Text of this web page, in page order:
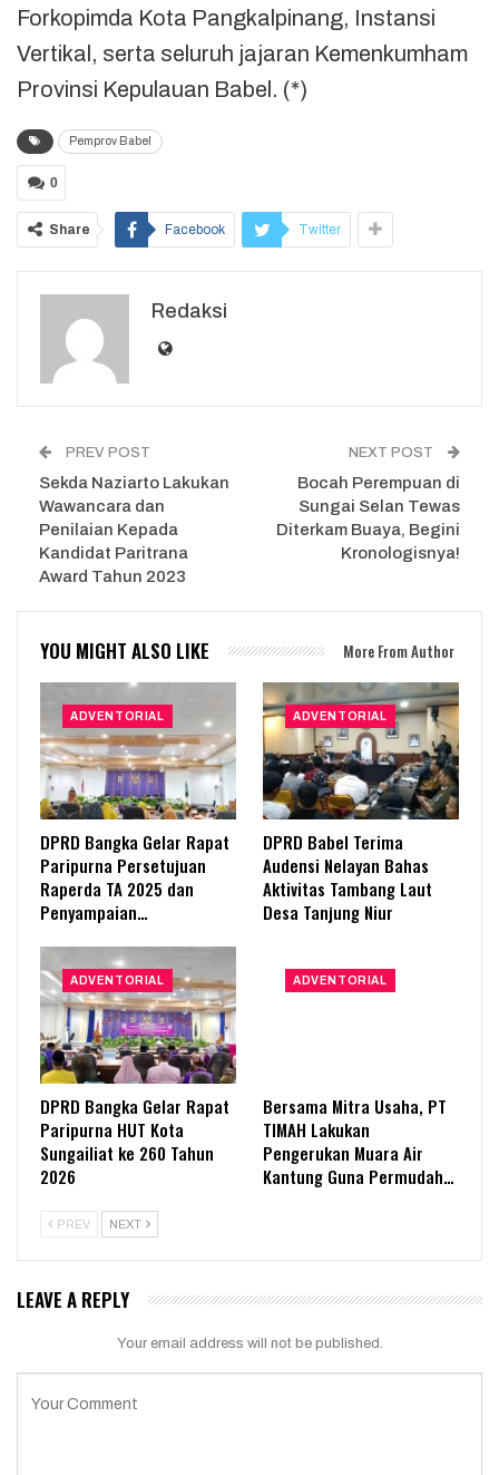
Forkopimda Kota Pangkalpinang, Instansi
Vertikal, serta seluruh jajaran Kemenkumham
Provinsi Kepulauan Babel. (*)
Pemprov Babel
0
Share Facebook Twitter
Redaksi
PREV POST
Sekda Naziarto Lakukan
Wawancara dan
Penilaian Kepada
Kandidat Paritrana
Award Tahun 2023
NEXT POST
Bocah Perempuan di
Sungai Selan Tewas
Diterkam Buaya, Begini
Kronologisnya!
YOU MIGHT ALSO LIKE More From Author
ADVENTORIAL
DPRD Bangka Gelar Rapat
Paripurna Persetujuan
Raperda TA 2025 dan
Penyampaian…
ADVENTORIAL
DPRD Babel Terima
Audensi Nelayan Bahas
Aktivitas Tambang Laut
Desa Tanjung Niur
ADVENTORIAL
DPRD Bangka Gelar Rapat
Paripurna HUT Kota
Sungailiat ke 260 Tahun
2026
ADVENTORIAL
Bersama Mitra Usaha, PT
TIMAH Lakukan
Pengerukan Muara Air
Kantung Guna Permudah…
PREV NEXT
LEAVE A REPLY
Your email address will not be published.